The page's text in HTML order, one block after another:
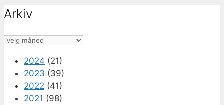
Arkiv
Arkiv
2024 (21)
2023 (39)
2022 (41)
2021 (98)